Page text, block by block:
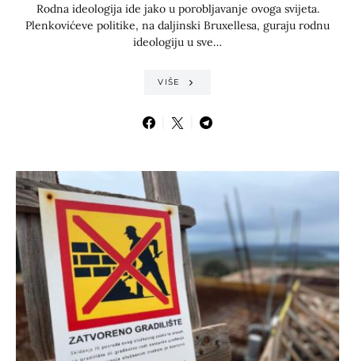
Rodna ideologija ide jako u porobljavanje ovoga svijeta.
Plenkovićeve politike, na daljinski Bruxellesa, guraju rodnu
ideologiju u sve…
VIŠE